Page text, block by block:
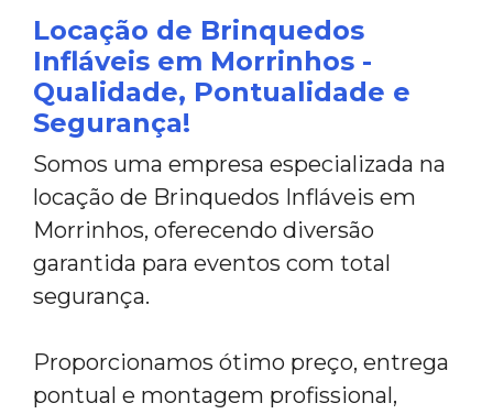
Locação de Brinquedos
Infláveis em Morrinhos -
Qualidade, Pontualidade e
Segurança!
Somos uma empresa especializada na
locação de Brinquedos Infláveis em
Morrinhos, oferecendo diversão
garantida para eventos com total
segurança.
Proporcionamos ótimo preço, entrega
pontual e montagem profissional,